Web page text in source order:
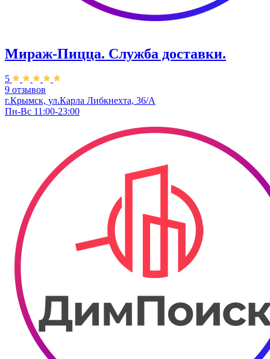
Мираж-Пицца. Служба доставки.
5
9 отзывов
г.Крымск, ул.Карла Либкнехта, 36/А
Пн-Вс 11:00-23:00